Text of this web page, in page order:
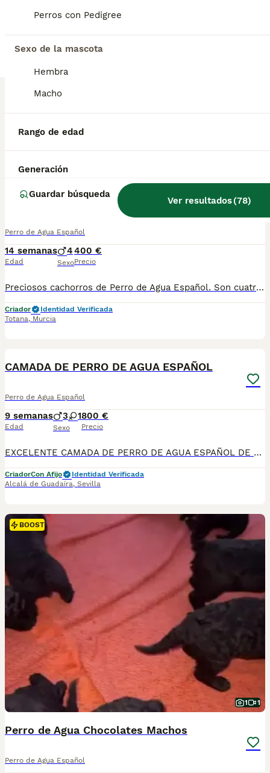
Perros con Pedigree
Sexo de la mascota
Hembra
Macho
Rango de edad
Generación
Guardar búsqueda
Ver resultados(78)
Perro de Agua Español
Sexo
BOOST
PERRO DE AGUA ESPAÑOL
Perro de Agua Español
14 semanas
Edad
4
Sexo
400 €
Precio
Preciosos cachorros de Perro de Agua Español. Son cuatro machitos encantadores, enérgicos, activos, curiosos, inteligentes y muy cariñosos. Y por supuesto, el agua les encanta. Los entregamos vacunados, desparasitados, con microchip y pasaporte. Más información al tlf 670598974 (Rosa)
Criador
Identidad Verificada
Totana, Murcia
CAMADA DE PERRO DE AGUA ESPAÑOL
Perro de Agua Español
9 semanas
Edad
3 1
Sexo
800 €
Precio
EXCELENTE CAMADA DE PERRO DE AGUA ESPAÑOL DE LÍNEA DE CAMPEONES DE BELLEZA. Disponible camada de 4 cachorros todos marrones: 3 machos y 1 hembra. Criados en ambiente familiar, con muy buen carácter y excelente morfología. Se entregan a partir del día 14 de agosto con: • Dos vacunas víricas • Chip y pasaporte europeo • Desparasitaciones al día • Pedigree Nos avalan 4 campeones de España y varios piases Se entregan con contrato de compraventa y garantía por escrito. Tf 685901957. Se envían por transportes de mascotas. si no puede venir a recogerlo SI QUERES TENER UN PERRO VERSATIL , HIPOLERGENICO , QUE NO DESPRENDE PELO , ESTA ES TU RAZA IDEAL Disponemos de núcleo Zoológico. El padre de los chorros es el negro. Ver videos de los cachorros.
CriadorCon Afijo
Identidad Verificada
Alcalá de Guadaíra, Sevilla
BOOST
1 1
Perro de Agua Chocolates Machos
Perro de Agua Español